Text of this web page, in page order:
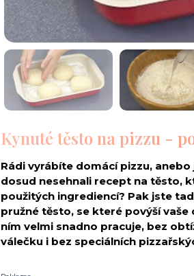
Kynuté těsto na pizzu -
Rádi vyrábíte domácí pizzu,
dosud nesehnali recept na těsto,
použitých ingrediencí? Pak jste
pružné těsto, se které povýší
ním velmi snadno pracuje, bez
válečku i bez speciálních